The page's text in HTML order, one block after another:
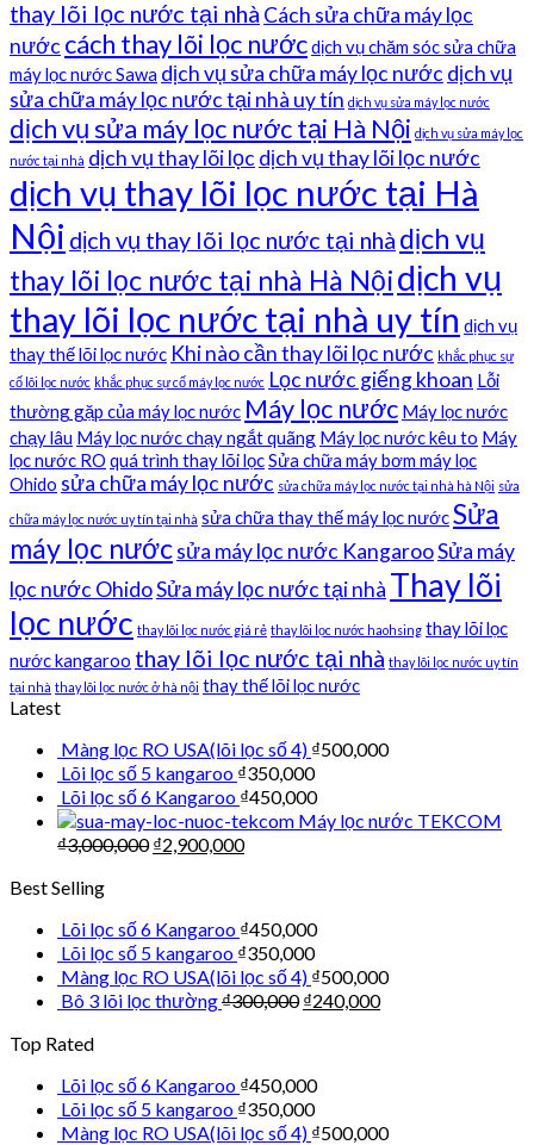
thay lõi lọc nước tại nhà Cách sửa chữa máy lọc
nước cách thay lõi lọc nướcdịch vụ chăm sóc sửa chữa
máy lọc nước Sawa dịch vụ sửa chữa máy lọc nước dịch vụ
sửa chữa máy lọc nước tại nhà uy tín dịch vụ sửa máy lọc nước
dịch vụ sửa máy lọc nước tại Hà Nội dịch vụ sửa máy lọc
nước tại nhà dịch vụ thay lõi lọc dịch vụ thay lõi lọc nước
dịch vụ thay lõi lọc nước tại Hà
Nội dịch vụ thay lõi lọc nước tại nhà dịch vụ
thay lõi lọc nước tại nhà Hà Nộidịch vụ
thay lõi lọc nước tại nhà uy tín dịch vụ
thay thế lõi lọc nước Khi nào cần thay lõi lọc nước khắc phục sự
cố lõi lọc nước khắc phục sự cố máy lọc nước Lọc nước giếng khoan Lỗi
thường gặp của máy lọc nước Máy lọc nước Máy lọc nước
chạy lâu Máy lọc nước chạy ngắt quãng Máy lọc nước kêu to Máy
lọc nước RO quá trình thay lõi lọcSửa chữa máy bơm máy lọc
Ohido sửa chữa máy lọc nước sửa chữa máy lọc nước tại nhà hà Nội sửa
chữa máy lọc nước uy tín tại nhà sửa chữa thay thế máy lọc nướcSửa
máy lọc nướcsửa máy lọc nước KangarooSửa máy
lọc nước OhidoSửa máy lọc nước tại nhà Thay lõi
lọc nước thay lõi lọc nước giá rẻ thay lõi lọc nước haohsing thay lõi lọc
nước kangaroo thay lõi lọc nước tại nhà thay lõi lọc nước uy tín
tại nhà thay lõi lọc nước ở hà nội thay thế lõi lọc nước
Latest
Màng lọc RO USA(lõi lọc số 4) ₫500,000
Lõi lọc số 5 kangaroo ₫350,000
Lõi lọc số 6 Kangaroo ₫450,000
Máy lọc nước TEKCOM
₫3,000,000 ₫2,900,000
Best Selling
Lõi lọc số 6 Kangaroo ₫450,000
Lõi lọc số 5 kangaroo ₫350,000
Màng lọc RO USA(lõi lọc số 4) ₫500,000
Bô 3 lõi lọc thường₫300,000 ₫240,000
Top Rated
Lõi lọc số 6 Kangaroo ₫450,000
Lõi lọc số 5 kangaroo ₫350,000
Màng lọc RO USA(lõi lọc số 4) ₫500,000